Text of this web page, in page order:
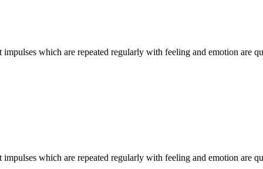
which are repeated regularly with feeling and emotion are
which are repeated regularly with feeling and emotion are